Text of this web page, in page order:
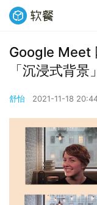
Google Meet
「沉浸式背景」
舒怡 2021-11-18